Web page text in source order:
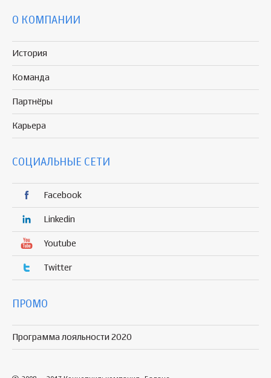
О КОМПАНИИ
История
Команда
Партнёры
Карьера
СОЦИАЛЬНЫЕ СЕТИ
Facebook
Linkedin
Youtube
Twitter
ПРОМО
Программа лояльности 2020